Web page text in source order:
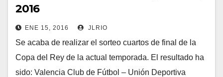
2016
ENE 15, 2016 JLRIO
Se acaba de realizar el sorteo cuartos de final de la
Copa del Rey de la actual temporada. El resultado ha
sido: Valencia Club de Fútbol – Unión Deportiva